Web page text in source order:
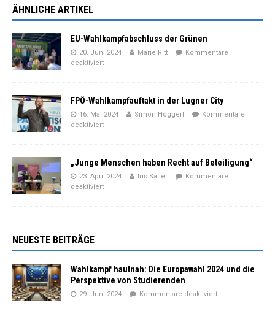
ÄHNLICHE ARTIKEL
EU-Wahlkampfabschluss der Grünen
20. Juni 2024 Marie Ritt
Kommentare
deaktiviert
FPÖ-Wahlkampfauftakt in der Lugner City
16. Mai 2024 Simon Höggerl
Kommentare
deaktiviert
„Junge Menschen haben Recht auf Beteiligung“
23. April 2024 Iris Sailer
Kommentare
deaktiviert
NEUESTE BEITRÄGE
Wahlkampf hautnah: Die Europawahl 2024 und die
Perspektive von Studierenden
29. Juni 2024 Kommentare deaktiviert